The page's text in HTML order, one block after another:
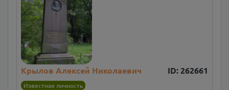
Крылов Алексей Николаевич ID: 262661
Известная личность